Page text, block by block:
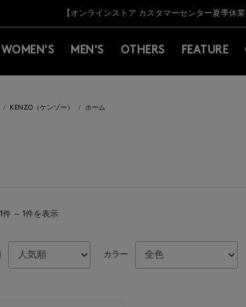
お客様も対象！＜MY BARNEYS＞会員のお客様は11,000円（税込
【夏季休業に伴う出荷一時停止の
【オンラインストア カスタマーセンター夏季休
【夏季休業に伴う返品・交換承り一時停
熊本県を中心とした地震の影響による
【開催中】SUMMER SALEのご
お客様も対象！＜MY BARNEYS＞会員のお客様は11,000円（税込
【夏季休業に伴う出荷一時停止の
WOMEN'S MEN'S OTHERS FEATURE
KENZO（ケンゾー） ホーム
1件 ～ 1件を表示
カラー